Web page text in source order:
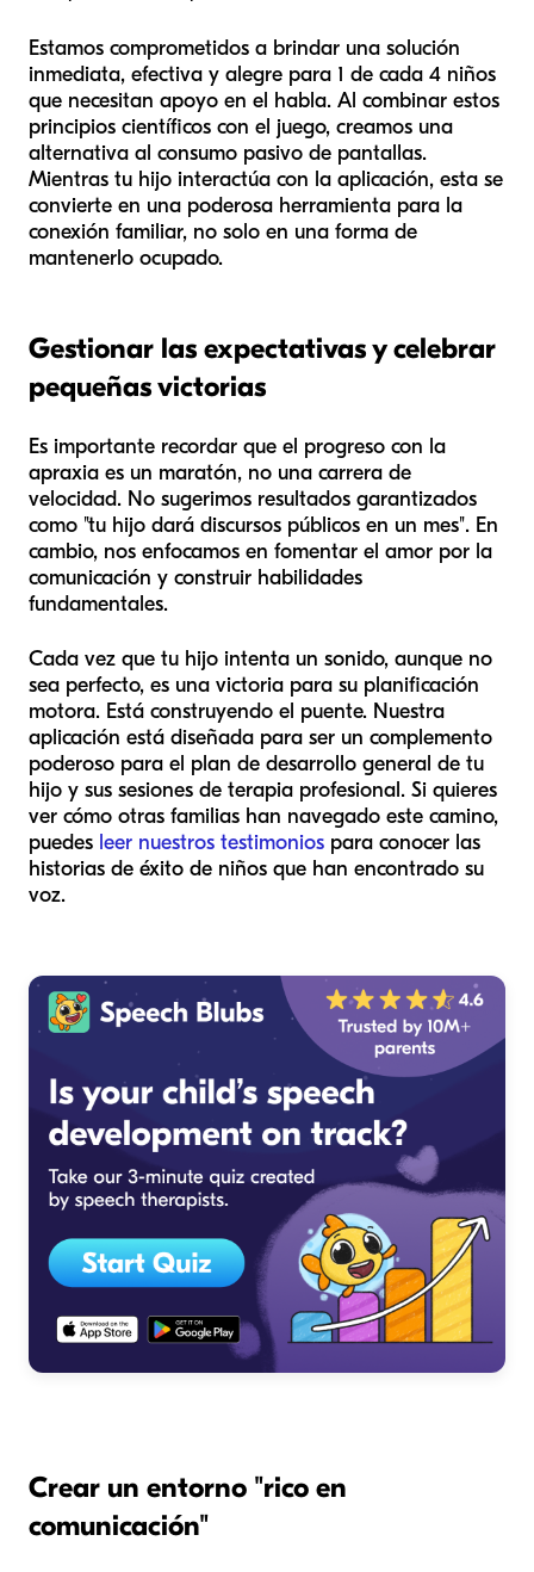
Estamos comprometidos a brindar una solución
inmediata, efectiva y alegre para 1 de cada 4 niños
que necesitan apoyo en el habla. Al combinar estos
principios científicos con el juego, creamos una
alternativa al consumo pasivo de pantallas.
Mientras tu hijo interactúa con la aplicación, esta se
convierte en una poderosa herramienta para la
conexión familiar, no solo en una forma de
mantenerlo ocupado.
Gestionar las expectativas y celebrar
pequeñas victorias
Es importante recordar que el progreso con la
apraxia es un maratón, no una carrera de
velocidad. No sugerimos resultados garantizados
como "tu hijo dará discursos públicos en un mes". En
cambio, nos enfocamos en fomentar el amor por la
comunicación y construir habilidades
fundamentales.
Cada vez que tu hijo intenta un sonido, aunque no
sea perfecto, es una victoria para su planificación
motora. Está construyendo el puente. Nuestra
aplicación está diseñada para ser un complemento
poderoso para el plan de desarrollo general de tu
hijo y sus sesiones de terapia profesional. Si quieres
ver cómo otras familias han navegado este camino,
puedes leer nuestros testimonios para conocer las
historias de éxito de niños que han encontrado su
voz.
Crear un entorno "rico en
comunicación"